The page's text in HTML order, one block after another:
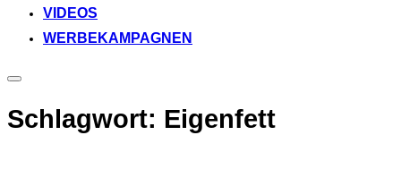
VIDEOS
WERBEKAMPAGNEN
Seitenleiste
Navigation
umschalten
Schlagwort: Eigenfett